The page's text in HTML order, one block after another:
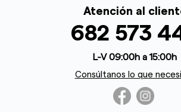
Atención al
682 573
L-V 09:00h a 15:00h
Consúltanos lo que